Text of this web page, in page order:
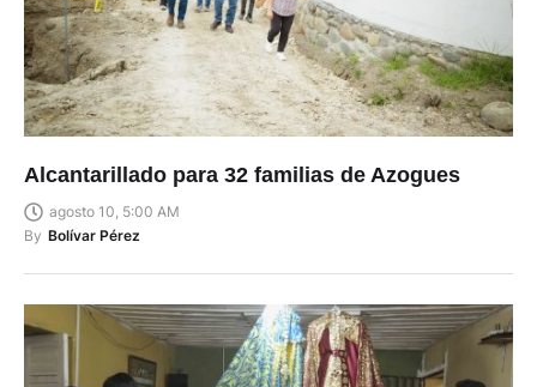
agosto 10, 5:00 AM
By Bolívar Pérez